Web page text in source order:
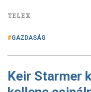
TELEX
GAZDASÁG
Keir Starmer